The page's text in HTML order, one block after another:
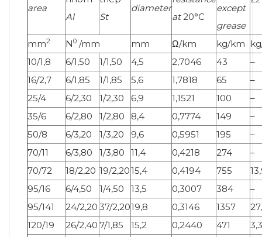
area
Al
St
diameter
at20°C
except
grease
mm2 N0 /mm mm Ω/km kg/km
10/1,8
6/1,50 1/1,50 4,5 2,7046 43
–
16/2,7
6/1,85 1/1,85 5,6 1,7818 65
–
25/4
6/2,30 1/2,30 6,9 1,1521 100
–
35/6
6/2,80 1/2,80 8,4 0,7774 149
–
50/8
6/3,20 1/3,20 9,6 0,5951 195
–
70/11
6/3,80 1/3,80 11,4 0,4218 274
–
70/72
18/2,20 19/2,2015,4 0,4194 755
95/16
6/4,50 1/4,50 13,5 0,3007 384
–
95/141
24/2,20 37/2,2019,8 0,3146 1357
120/19
26/2,40 7/1,85 15,2 0,2440 471
3,3